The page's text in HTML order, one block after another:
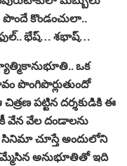
కొండంచులా..
భేష్… శ‌భాష్…
ఒక
పొంగిపొర్లుతుందో
ప‌ట్టిన ద‌ర్శ‌కుడికి ఈ
వేన వేల దండాల‌ను
సినిమా చూస్తే అందులోని
అనుభూతితో ఇది